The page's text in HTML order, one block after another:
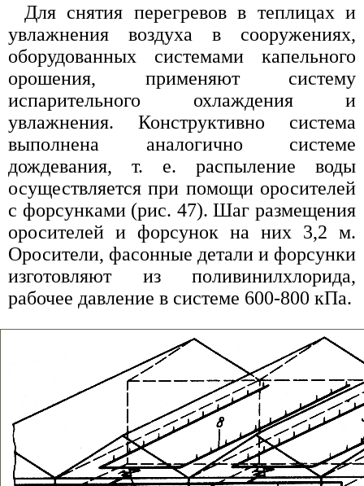
Для снятия перегревов в теплицах и
увлажнения воздуха в сооружениях,
оборудованных системами капельного
орошения, применяют систему
испарительного охлаждения и
увлажнения. Конструктивно система
выполнена аналогично системе
дождевания, т. е. распыление воды
осуществляется при помощи оросителей
с форсунками (рис. 47). Шаг размещения
оросителей и форсунок на них 3,2 м.
Оросители, фасонные детали и форсунки
изготовляют из поливинилхлорида,
рабочее давление в системе 600-800 кПа.